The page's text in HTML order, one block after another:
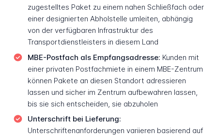
zugestelltes Paket zu einem nahen Schließfach oder
einer designierten Abholstelle umleiten, abhängig
von der verfügbaren Infrastruktur des
Transportdienstleisters in diesem Land
MBE-Postfach als Empfangsadresse: Kunden mit
einer privaten Postfachmiete in einem MBE-Zentrum
können Pakete an diesen Standort adressieren
lassen und sicher im Zentrum aufbewahren lassen,
bis sie sich entscheiden, sie abzuholen
Unterschrift bei Lieferung:
Unterschriftenanforderungen variieren basierend auf